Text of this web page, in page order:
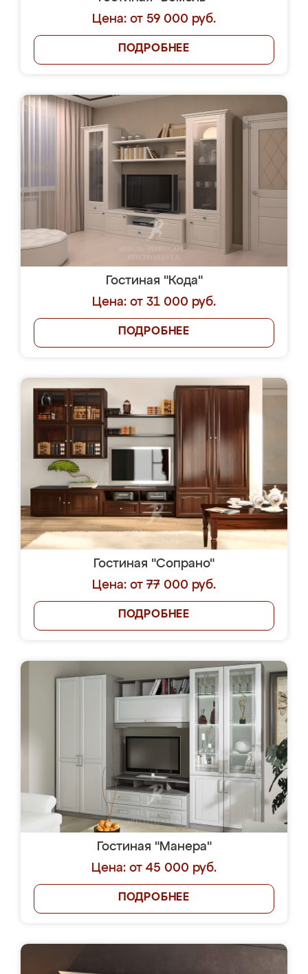
Цена: от 59 000 руб.
ПОДРОБНЕЕ
Гостиная "Кода"
Цена: от 31 000 руб.
ПОДРОБНЕЕ
Гостиная "Сопрано"
Цена: от 77 000 руб.
ПОДРОБНЕЕ
Гостиная "Манера"
Цена: от 45 000 руб.
ПОДРОБНЕЕ